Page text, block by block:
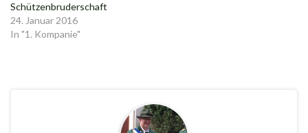
Schützenbruderschaft
24. Januar 2016
In "1. Kompanie"